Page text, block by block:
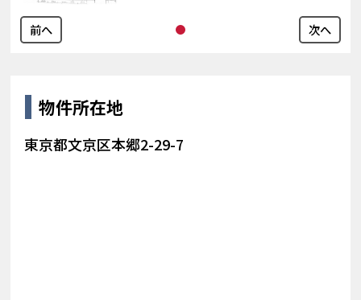
前へ 次へ
物件所在地
東京都文京区本郷2-29-7